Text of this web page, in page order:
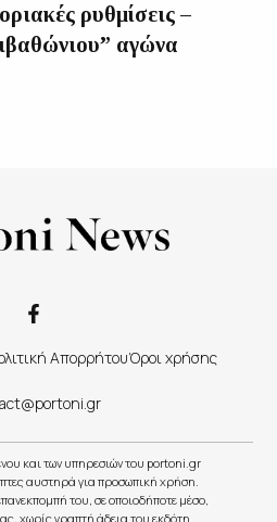
ρυθμίσεις –
αγώνα
ΑπορρήτουΌροι χρήσης
και των υπηρεσιών του portoni.gr
αυστηρά για προσωπική χρήση.
του, σε οποιοδήποτε μέσο,
χωρίς γραπτή άδεια του εκδότη.